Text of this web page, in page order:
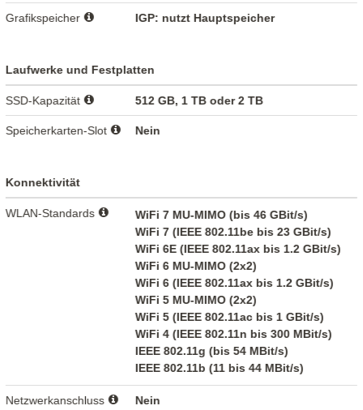
Grafikspeicher IGP: nutzt Hauptspeicher
Laufwerke und Festplatten
SSD-Kapazität 512 GB, 1 TB oder 2 TB
Speicherkarten-Slot Nein
Konnektivität
WLAN-Standards
WiFi 7 MU-MIMO (bis 46 GBit/s)
WiFi 7 (IEEE 802.11be bis 23 GBit/s)
WiFi 6E (IEEE 802.11ax bis 1.2 GBit/s)
WiFi 6 MU-MIMO (2x2)
WiFi 6 (IEEE 802.11ax bis 1.2 GBit/s)
WiFi 5 MU-MIMO (2x2)
WiFi 5 (IEEE 802.11ac bis 1 GBit/s)
WiFi 4 (IEEE 802.11n bis 300 MBit/s)
IEEE 802.11g (bis 54 MBit/s)
IEEE 802.11b (11 bis 44 MBit/s)
Netzwerkanschluss Nein